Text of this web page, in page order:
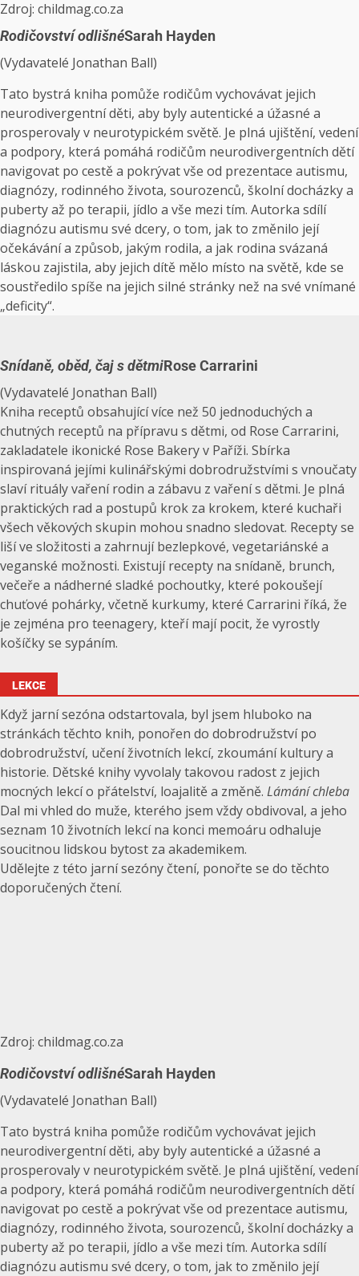
Zdroj: childmag.co.za
Rodičovství odlišnéSarah Hayden
(Vydavatelé Jonathan Ball)
Tato bystrá kniha pomůže rodičům vychovávat jejich
neurodivergentní děti, aby byly autentické a úžasné a
prosperovaly v neurotypickém světě. Je plná ujištění, vedení
a podpory, která pomáhá rodičům neurodivergentních dětí
navigovat po cestě a pokrývat vše od prezentace autismu,
diagnózy, rodinného života, sourozenců, školní docházky a
puberty až po terapii, jídlo a vše mezi tím. Autorka sdílí
diagnózu autismu své dcery, o tom, jak to změnilo její
očekávání a způsob, jakým rodila, a jak rodina svázaná
láskou zajistila, aby jejich dítě mělo místo na světě, kde se
soustředilo spíše na jejich silné stránky než na své vnímané
„deficity“.
Snídaně, oběd, čaj s dětmiRose Carrarini
(Vydavatelé Jonathan Ball)
Kniha receptů obsahující více než 50 jednoduchých a
chutných receptů na přípravu s dětmi, od Rose Carrarini,
zakladatele ikonické Rose Bakery v Paříži. Sbírka
inspirovaná jejími kulinářskými dobrodružstvími s vnoučaty
slaví rituály vaření rodin a zábavu z vaření s dětmi. Je plná
praktických rad a postupů krok za krokem, které kuchaři
všech věkových skupin mohou snadno sledovat. Recepty se
liší ve složitosti a zahrnují bezlepkové, vegetariánské a
veganské možnosti. Existují recepty na snídaně, brunch,
večeře a nádherné sladké pochoutky, které pokoušejí
chuťové pohárky, včetně kurkumy, které Carrarini říká, že
je zejména pro teenagery, kteří mají pocit, že vyrostly
košíčky se sypáním.
LEKCE
Když jarní sezóna odstartovala, byl jsem hluboko na
stránkách těchto knih, ponořen do dobrodružství po
dobrodružství, učení životních lekcí, zkoumání kultury a
historie. Dětské knihy vyvolaly takovou radost z jejich
mocných lekcí o přátelství, loajalitě a změně. Lámání chleba
Dal mi vhled do muže, kterého jsem vždy obdivoval, a jeho
seznam 10 životních lekcí na konci memoáru odhaluje
soucitnou lidskou bytost za akademikem.
Udělejte z této jarní sezóny čtení, ponořte se do těchto
doporučených čtení.
Zdroj: childmag.co.za
Rodičovství odlišnéSarah Hayden
(Vydavatelé Jonathan Ball)
Tato bystrá kniha pomůže rodičům vychovávat jejich
neurodivergentní děti, aby byly autentické a úžasné a
prosperovaly v neurotypickém světě. Je plná ujištění, vedení
a podpory, která pomáhá rodičům neurodivergentních dětí
navigovat po cestě a pokrývat vše od prezentace autismu,
diagnózy, rodinného života, sourozenců, školní docházky a
puberty až po terapii, jídlo a vše mezi tím. Autorka sdílí
diagnózu autismu své dcery, o tom, jak to změnilo její